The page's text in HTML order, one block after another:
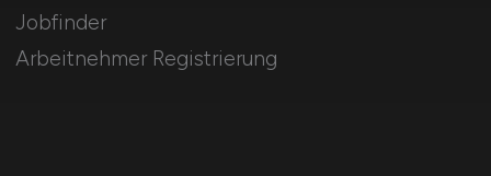
Jobfinder
Arbeitnehmer Registrierung